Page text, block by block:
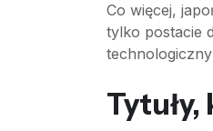
Co więcej,
tylko postacie